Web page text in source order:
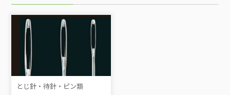
とじ針・待針・ピン類